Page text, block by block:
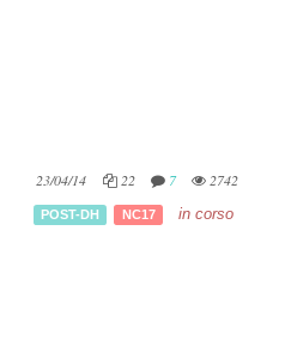
23/04/14 22 7 2742
POST-DH NC17 in corso